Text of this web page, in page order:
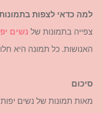
למה כדאי לצפות
צפייה בתמונות של נשים
האנושות. כל תמונה היא
סיכום
מאות תמונות של נשים יפות